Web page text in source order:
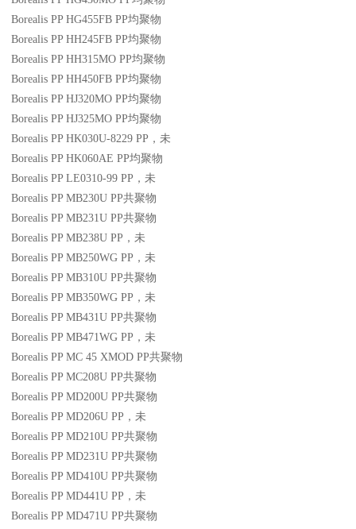
Borealis PP HG455FB PP均聚物
Borealis PP HH245FB PP均聚物
Borealis PP HH315MO PP均聚物
Borealis PP HH450FB PP均聚物
Borealis PP HJ320MO PP均聚物
Borealis PP HJ325MO PP均聚物
Borealis PP HK030U-8229 PP ，未
Borealis PP HK060AE PP均聚物
Borealis PP LE0310-99 PP ，未
Borealis PP MB230U PP共聚物
Borealis PP MB231U PP共聚物
Borealis PP MB238U PP ，未
Borealis PP MB250WG PP ，未
Borealis PP MB310U PP共聚物
Borealis PP MB350WG PP ，未
Borealis PP MB431U PP共聚物
Borealis PP MB471WG PP ，未
Borealis PP MC 45 XMOD PP共聚物
Borealis PP MC208U PP共聚物
Borealis PP MD200U PP共聚物
Borealis PP MD206U PP ，未
Borealis PP MD210U PP共聚物
Borealis PP MD231U PP共聚物
Borealis PP MD410U PP共聚物
Borealis PP MD441U PP ，未
Borealis PP MD471U PP共聚物